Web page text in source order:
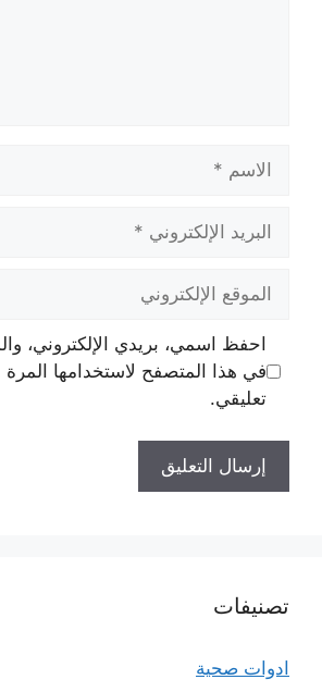
الاسم
البريد
الإلكتروني
الموقع
الإلكتروني
احفظ اسمي، بريدي الإلكتروني،
في هذا المتصفح لاستخدامها المرة
تعليقي.
تصنيفات
ادوات صحية